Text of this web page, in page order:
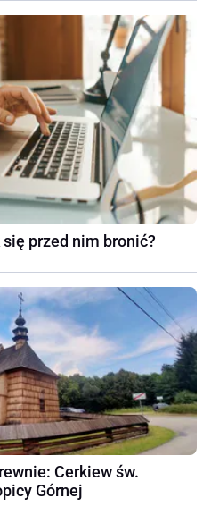
przed nim bronić?
Cerkiew św.
Górnej